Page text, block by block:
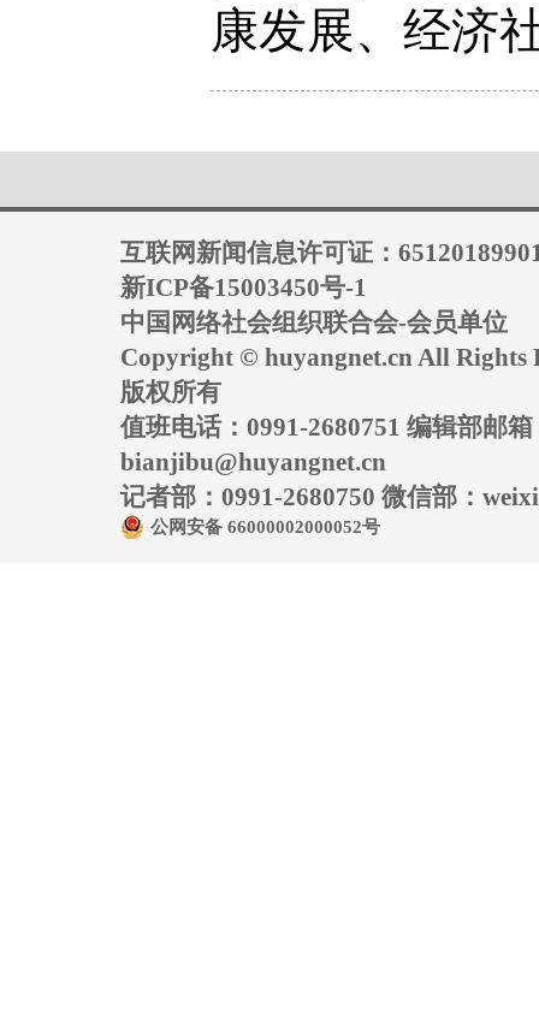
康发展、经济
互联网新闻信息许可证：
新ICP备15003450号-1
中国网络社会组织联合会-会员单位
Copyright © huyangnet.cn All Rights
版权所有
值班电话：0991-2680751 编辑部邮箱
bianjibu@huyangnet.cn
记者部：0991-2680750 微信部：
公网安备 66000002000052号